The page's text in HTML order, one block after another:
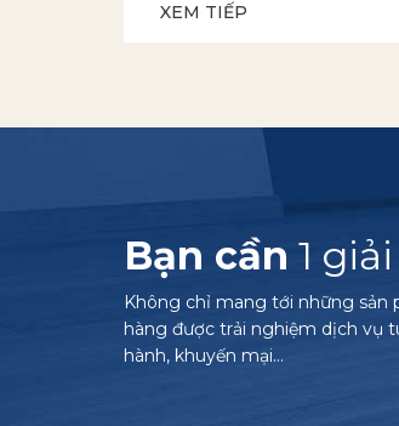
XEM TIẾP
Bạn cần 1
Không chỉ mang tới những sản
hàng được trải nghiệm dịch vụ
hành, khuyến mại…